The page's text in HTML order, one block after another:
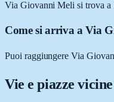
Via Giovanni Meli si trova
Come si arriva a Via
Puoi raggiungere Via
Vie e piazze